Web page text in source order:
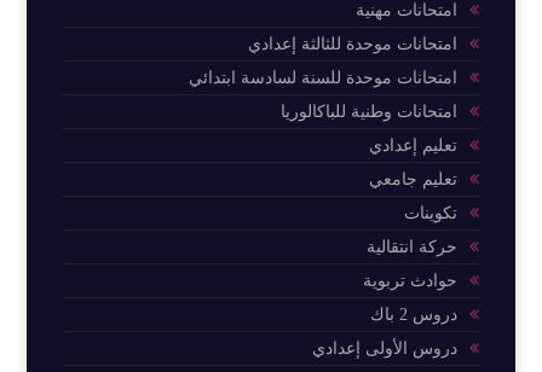
امتحانات مهنية
امتحانات موحدة للثالثة إعدادي
امتحانات موحدة للسنة لسادسة ابتدائي
امتحانات وطنية للباكالوريا
تعليم إعدادي
تعليم جامعي
تكوينات
حركة انتقالية
حوادث تربوية
دروس 2 باك
دروس الأولى إعدادي